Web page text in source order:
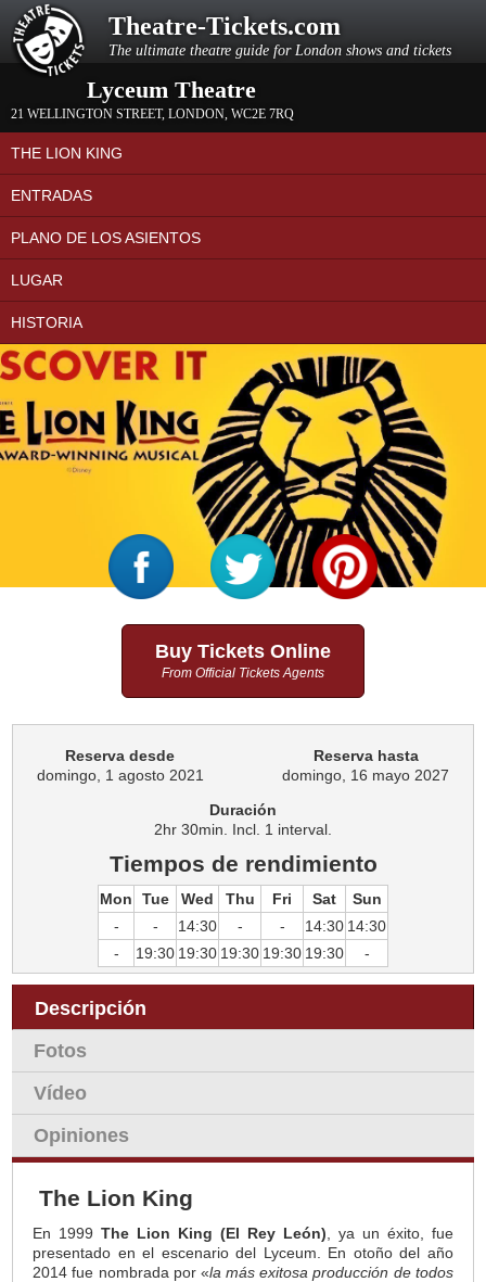
Theatre-Tickets.com
The ultimate theatre guide for London shows and tickets
Lyceum Theatre
21 WELLINGTON STREET, LONDON, WC2E 7RQ
THE LION KING
ENTRADAS
PLANO DE LOS ASIENTOS
LUGAR
HISTORIA
Buy Tickets Online
From Official Tickets Agents
Reserva desde
domingo, 1 agosto 2021
Reserva hasta
domingo, 16 mayo 2027
Duración
2hr 30min. Incl. 1 interval.
Tiempos de rendimiento
Mon Tue Wed Thu Fri Sat
Sun
-
- 14:30 - - 14:30 14:30
-
19:30 19:30 19:30 19:30 19:30 -
Descripción
Fotos
Vídeo
Opiniones
The Lion King
En 1999The Lion King (El Rey León) , ya un éxito, fue
presentado en el escenario del Lyceum. En otoño del año
2014 fue nombrada por «la más exitosa producción de todos